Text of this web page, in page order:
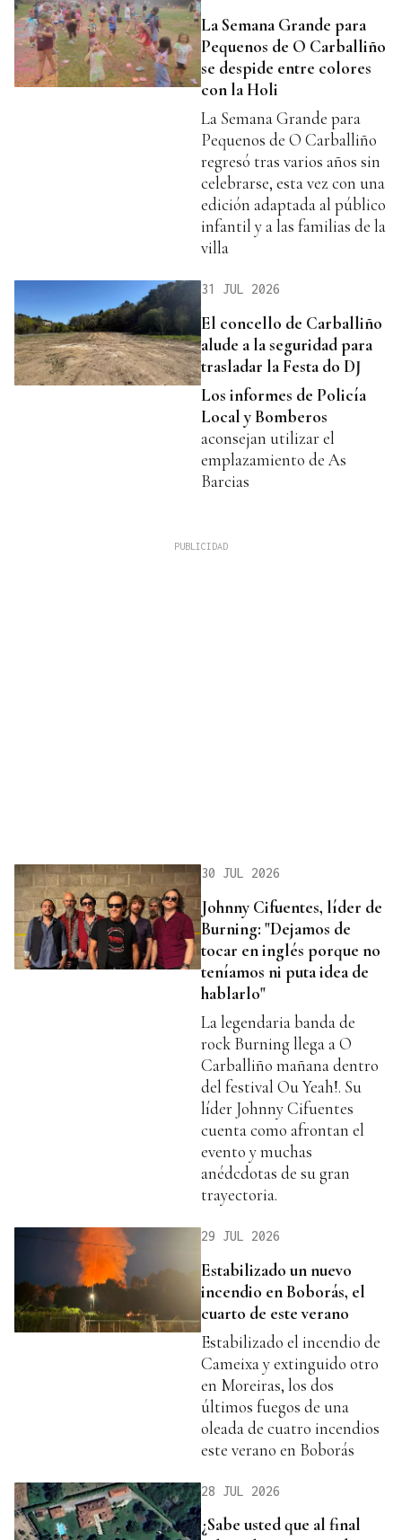
La Semana Grande para
Pequenos de O Carballiño
se despide entre colores
con la Holi
La Semana Grande para
Pequenos de O Carballiño
regresó tras varios años sin
celebrarse, esta vez con una
edición adaptada al público
infantil y a las familias de la
villa
31 JUL 2026
El concello de Carballiño
alude a la seguridad para
trasladar la Festa do DJ
Los informes de Policía
Local y Bomberos
aconsejan utilizar el
emplazamiento de As
Barcias
30 JUL 2026
Johnny Cifuentes, líder de
Burning: "Dejamos de
tocar en inglés porque no
teníamos ni puta idea de
hablarlo"
La legendaria banda de
rock Burning llega a O
Carballiño mañana dentro
del festival Ou Yeah!. Su
líder Johnny Cifuentes
cuenta como afrontan el
evento y muchas
anédcdotas de su gran
trayectoria.
29 JUL 2026
Estabilizado un nuevo
incendio en Boborás, el
cuarto de este verano
Estabilizado el incendio de
Cameixa y extinguido otro
en Moreiras, los dos
últimos fuegos de una
oleada de cuatro incendios
este verano en Boborás
28 JUL 2026
¿Sabe usted que al final